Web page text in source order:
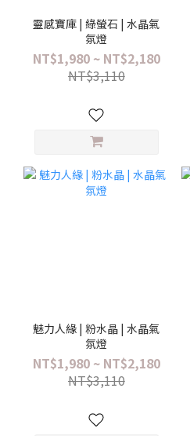
靈感寶庫 | 綠螢石 | 水晶氣
氛燈
NT$1,980 ~ NT$2,180
NT$3,110
魅力人緣 | 粉水晶 | 水晶氣
氛燈
NT$1,980 ~ NT$2,180
NT$3,110